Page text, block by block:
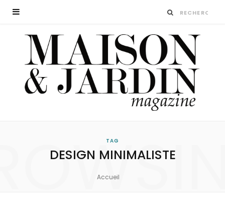
TAG
DESIGN MINIMALISTE
Accueil